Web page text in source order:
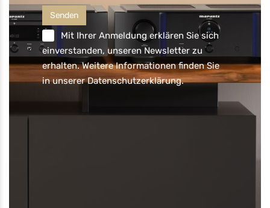
Mit Ihrer Anmeldung erklären Sie sich
einverstanden, unseren Newsletter zu
erhalten. Weitere Informationen finden Sie
in unsererDatenschutzerklärung.